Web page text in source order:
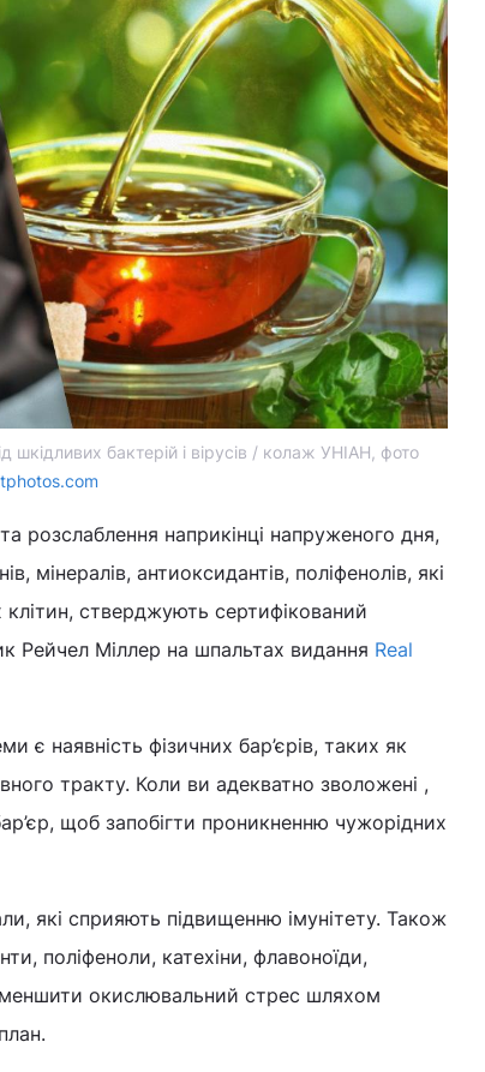
бактерій і вірусів / колаж УНІАН, фото
розслаблення наприкінці напруженого дня,
мінералів, антиоксидантів, поліфенолів, які
стверджують сертифікований
Рейчел Міллер на шпальтах видання Real
є наявність фізичних бар’єрів, таких як
тракту. Коли ви адекватно зволожені ,
щоб запобігти проникненню чужорідних
які сприяють підвищенню імунітету. Також
поліфеноли, катехіни, флавоноїди,
окислювальний стрес шляхом